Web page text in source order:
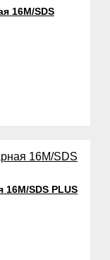
16М/SDS
16М/SDS PLUS